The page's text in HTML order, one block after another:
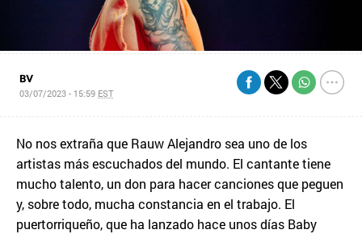
BV
03/07/2023 - 15:59 EST
No nos extraña que Rauw Alejandro sea uno de los
artistas más escuchados del mundo. El cantante tiene
mucho talento, un don para hacer canciones que peguen
y, sobre todo, mucha constancia en el trabajo. El
puertorriqueño, que ha lanzado hace unos días Baby